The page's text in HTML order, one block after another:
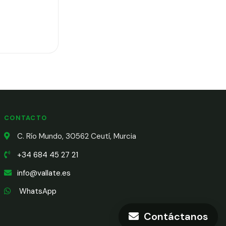
Contáctanos
CONTACTO
C. Río Mundo, 30562 Ceutí, Murcia
+34 684 45 27 21
info@vallate.es
WhatsApp